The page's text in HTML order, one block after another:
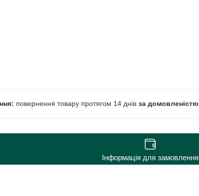
повернення товару протягом 14 днів за домовленістю
Інформація для замовлення